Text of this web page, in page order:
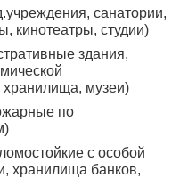
санатории,
кинотеатры, студии)
здания,
музеи)
по
с особой
хранилища банков,